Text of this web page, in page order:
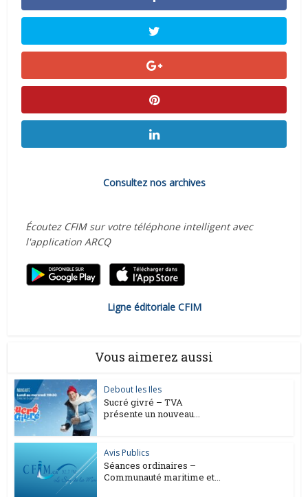
Consultez nos archives
Écoutez CFIM sur votre téléphone intelligent avec
l'application ARCQ
Ligne éditoriale CFIM
Vous aimerez aussi
Debout les Iles
Sucré givré – TVA
présente un nouveau...
Avis Publics
Séances ordinaires –
Communauté maritime et...